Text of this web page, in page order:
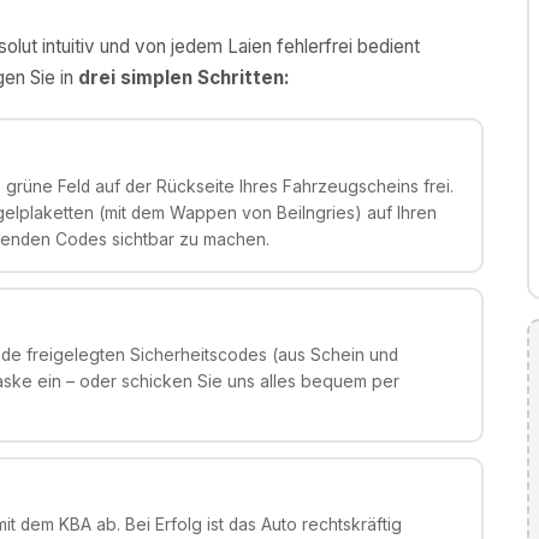
intuitiv und von jedem Laien fehlerfrei bedient
Sie in drei simplen Schritten:
Feld auf der Rückseite Ihres Fahrzeugscheins frei.
(mit dem Wappen von Beilngries) auf Ihren
Codes sichtbar zu machen.
freigelegten Sicherheitscodes (aus Schein und
ein – oder schicken Sie uns alles bequem per
dem KBA ab. Bei Erfolg ist das Auto rechtskräftig